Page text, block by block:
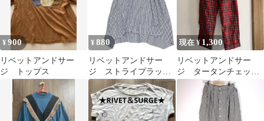
¥900
リベットアンドサー
ジ トップス
¥ 880
リベットアンドサー
ジ ストライプラップ
スカート アシメトリ
ーヘム ウエストゴム
現在 ¥ 1,300
リベットアンドサー
ジ タータンチェッ
ク 7部丈 パンツ